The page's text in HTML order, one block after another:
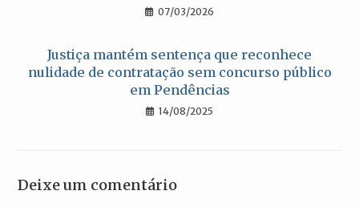
07/03/2026
Justiça mantém sentença que reconhece
nulidade de contratação sem concurso público
em Pendências
14/08/2025
Deixe um comentário